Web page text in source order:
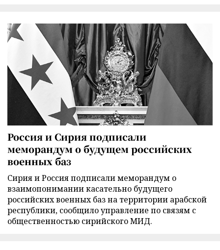
Россия и Сирия подписали
меморандум о будущем российских
военных баз
Сирия и Россия подписали меморандум о
взаимопонимании касательно будущего
российских военных баз на территории арабской
республики, сообщило управление по связям с
общественностью сирийского МИД.